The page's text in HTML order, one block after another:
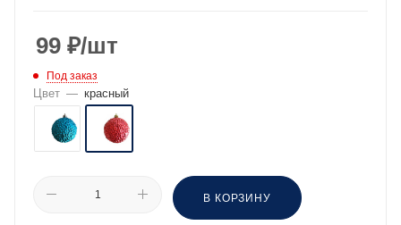
99 ₽/шт
Под заказ
Цвет — красный
В КОРЗИНУ